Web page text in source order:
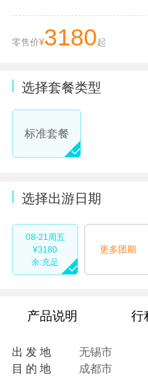
零售价¥3180起
选择套餐类型
标准套餐
选择出游日期
08-21周五
¥3180
余:充足
更多团期
产品说明 行
出 发 地
无锡市
目 的 地
成都市